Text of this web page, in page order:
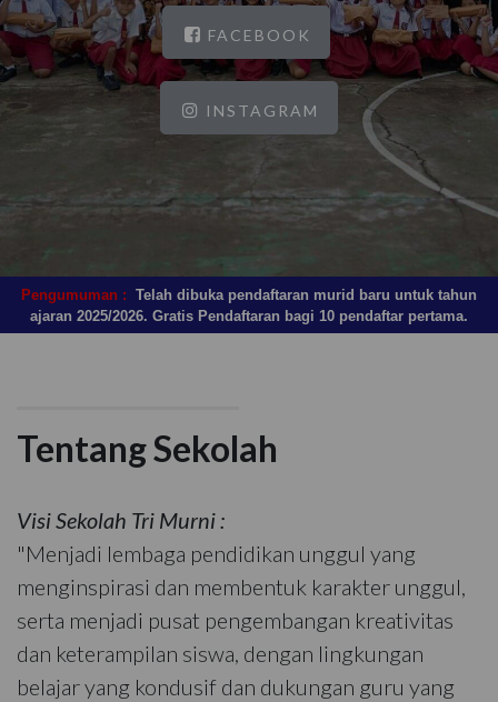
FACEBOOK
INSTAGRAM
Pengumuman : Telah dibuka pendaftaran murid baru untuk tahun
ajaran 2025/2026. Gratis Pendaftaran bagi 10 pendaftar pertama.
Tentang Sekolah
Visi Sekolah Tri Murni :
"Menjadi lembaga pendidikan unggul yang
menginspirasi dan membentuk karakter unggul,
serta menjadi pusat pengembangan kreativitas
dan keterampilan siswa, dengan lingkungan
belajar yang kondusif dan dukungan guru yang